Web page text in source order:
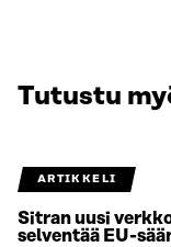
Tutustu
ARTIKKELI
Sitran uusi
selventää EU-